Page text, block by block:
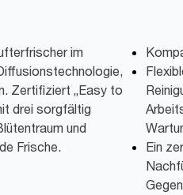
im
Zertifiziert „Easy to
drei sorgfältig
und
Frische.
Ein